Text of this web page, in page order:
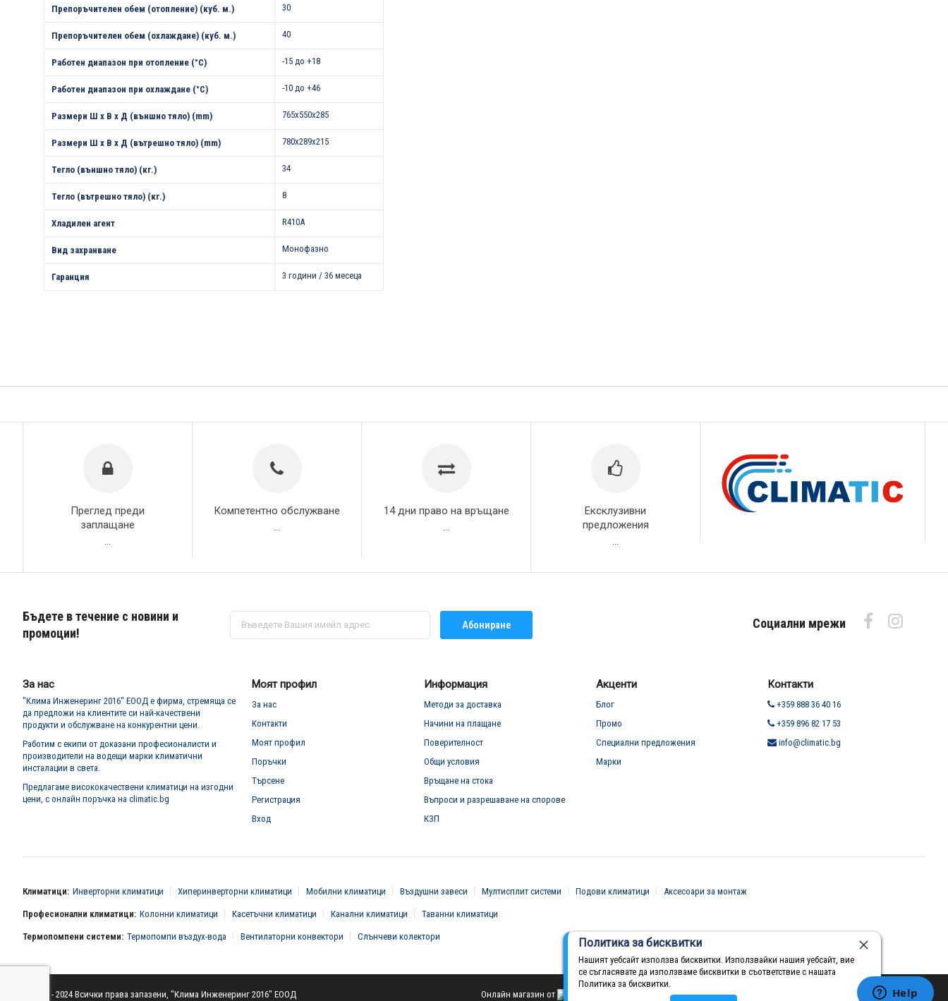
Политика за бисквитки
Нашият уебсайт използва бисквитки. Използвайки нашия уебсайт, вие
се съгласявате да използваме бисквитки в съответствие с нашата
Политика за бисквитки.
Препоръчителен обем (отопление) (куб. м.) 30
Препоръчителен обем (охлаждане) (куб. м.) 40
Работен диапазон при отопление (°С) -15 до +18
Работен диапазон при охлаждане (°С) -10 до +46
Размери Ш х В х Д (външно тяло) (mm) 765x550x285
Размери Ш х В х Д (вътрешно тяло) (mm) 780x289x215
Тегло (външно тяло) (кг.) 34
Тегло (вътрешно тяло) (кг.) 8
Хладилен агент R410A
Вид захранване Монофазно
Гаранция 3 години / 36 месеца
Преглед преди
заплащане
Компетентно обслужване 14 дни право на връщане
Ексклузивни
предложения
Бъдете в течение с новини и
промоции!
Абонирай
за
Абониране Социални мрежи
За нас
"Клима Инженеринг 2016" ЕООД е фирма, стремяща се
да предложи на клиентите си най-качествени
продукти и обслужване на конкурентни цени.
Работим с екипи от доказани професионалисти и
производители на водещи марки климатични
инсталации в света.
Предлагаме висококачествени климатици на изгодни
цени, с онлайн поръчка на climatic.bg
Моят профил
За нас
Контакти
Моят профил
Поръчки
Търсене
Регистрация
Вход
Информация
Методи за доставка
Начини на плащане
Поверителност
Общи условия
Връщане на стока
Въпроси и разрешаване на спорове
КЗП
Акценти
Блог
Промо
Специални предложения
Марки
Контакти
+359 888 36 40 16
+359 896 82 17 53
info@climatic.bg
Климатици: Инверторни климатици Хиперинверторни климатици Мобилни климатици Въздушни завеси Мултисплит системи Подови климатици Аксесоари за монтаж
Професионални климатици: Колонни климатици Касетъчни климатици Канални климатици Таванни климатици
Термопомпени системи: Термопомпи въздух-вода Вентилаторни конвектори Слънчеви колектори
© 2016 - 2024 Всички права запазени, "Клима Инженеринг 2016" ЕООД Онлайн магазин от